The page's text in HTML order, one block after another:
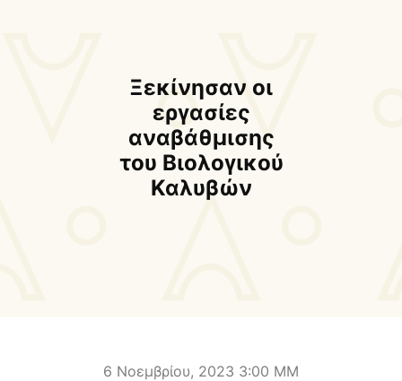
Αντιδήμαρχοι και
Εντεταλμένοι Δημοτικοί
Σύμβουλοι
Δημοτικό Συμβούλιο
Δημοτική Επιτροπή
Αποκορώνα Χανίων
Ξεκίνησαν οι
εργασίες
αναβάθμισης
του Βιολογικού
Καλυβών
6 Νοεμβρίου, 2023 3:00 ΜΜ